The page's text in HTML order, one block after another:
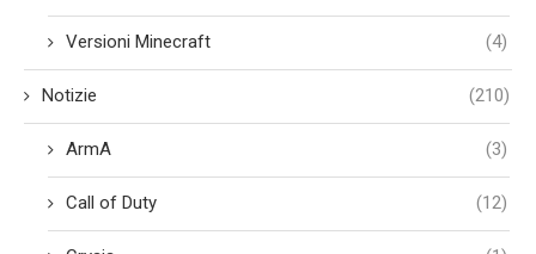
Versioni Minecraft (4)
Notizie (210)
ArmA (3)
Call of Duty (12)